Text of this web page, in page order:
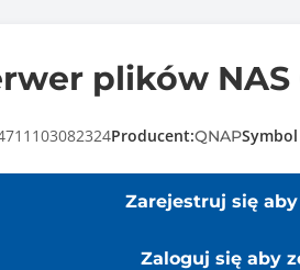
plików NAS
Producent:QNAP
Zarejestruj się
Zaloguj się aby